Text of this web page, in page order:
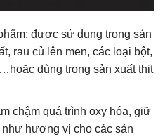
được sử dụng trong sản
rau củ lên men, các loại bột,
dùng trong sản xuất thịt
chậm quá trình oxy hóa, giữ
hương vị cho các sản